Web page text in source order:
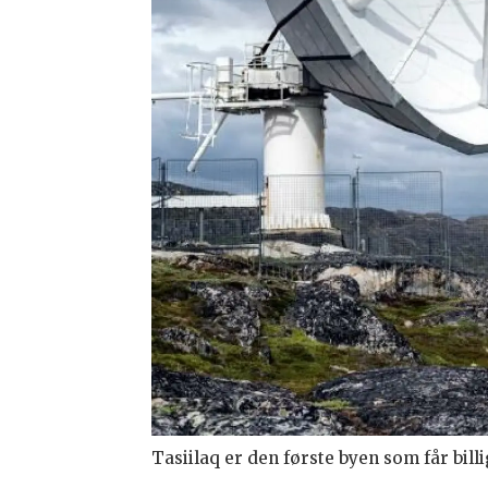
Tasiilaq er den første byen som får